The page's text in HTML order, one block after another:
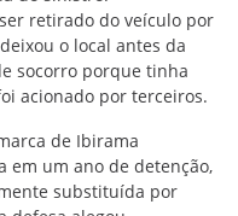
retirado do veículo por
o local antes da
socorro porque tinha
acionado por terceiros.
de Ibirama
em um ano de detenção,
substituída por